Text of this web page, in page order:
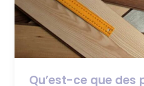
Qu’est-ce que des